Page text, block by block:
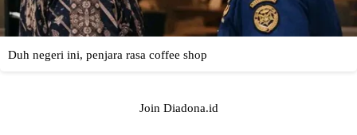
Join Diadona.id